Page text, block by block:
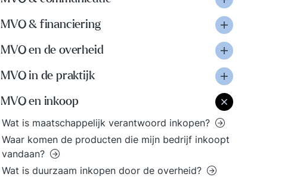
MVO & financiering
MVO en de overheid
MVO in de praktijk
MVO en inkoop
Wat is maatschappelijk verantwoord inkopen?
Waar komen de producten die mijn bedrijf inkoopt
vandaan?
Wat is duurzaam inkopen door de overheid?